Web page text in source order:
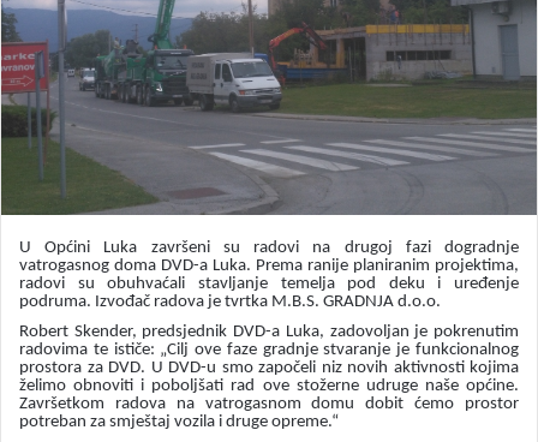
U Općini Luka završeni su radovi na drugoj fazi dogradnje
vatrogasnog doma DVD-a Luka. Prema ranije planiranim projektima,
radovi su obuhvaćali stavljanje temelja pod deku i uređenje
podruma. Izvođač radova je tvrtka M.B.S. GRADNJA d.o.o.
Robert Skender, predsjednik DVD-a Luka, zadovoljan je pokrenutim
radovima te ističe: „Cilj ove faze gradnje stvaranje je funkcionalnog
prostora za DVD. U DVD-u smo započeli niz novih aktivnosti kojima
želimo obnoviti i poboljšati rad ove stožerne udruge naše općine.
Završetkom radova na vatrogasnom domu dobit ćemo prostor
potreban za smještaj vozila i druge opreme.“